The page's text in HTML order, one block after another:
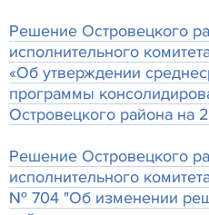
Решение Островецкого
исполнительного
«Об утверждении
программы
Островецкого района на
Решение Островецкого
исполнительного
№ 704 "Об изменении